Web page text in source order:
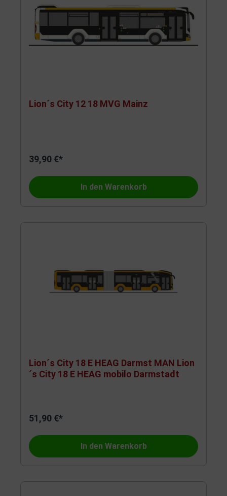
Lion´s City 12 18 MVG Mainz
39,90 €*
In den Warenkorb
Lion´s City 18 E HEAG Darmst MAN Lion
´s City 18 E HEAG mobilo Darmstadt
51,90 €*
In den Warenkorb